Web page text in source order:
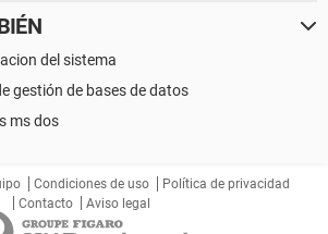
del sistema
gestión de bases de datos
ms dos
Condiciones de uso
Política de privacidad
Contacto
Aviso legal